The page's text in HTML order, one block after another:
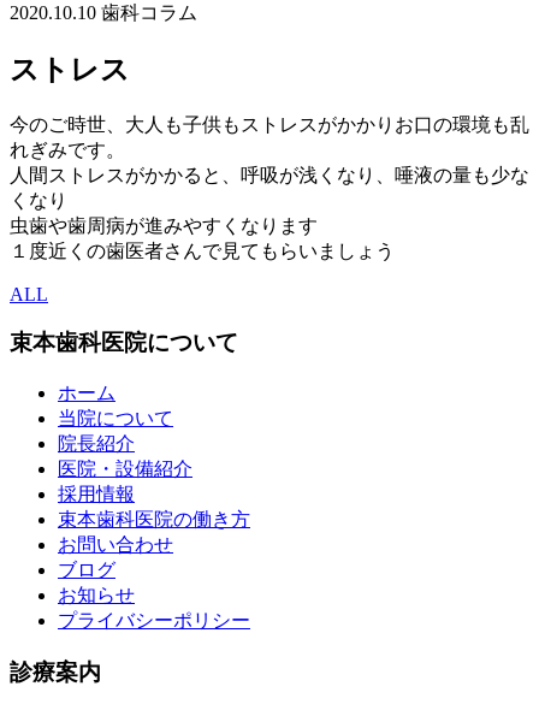
2020.10.10 歯科コラム
ストレス
今のご時世、大人も子供もストレスがかかりお口の環境も乱
れぎみです。
人間ストレスがかかると、呼吸が浅くなり、唾液の量も少な
くなり
虫歯や歯周病が進みやすくなります
１度近くの歯医者さんで見てもらいましょう
ALL
束本歯科医院について
ホーム
当院について
院長紹介
医院・設備紹介
採用情報
束本歯科医院の働き方
お問い合わせ
ブログ
お知らせ
プライバシーポリシー
診療案内